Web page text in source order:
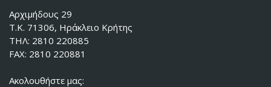
Αρχιμήδους 29
Τ.Κ. 71306, Ηράκλειο Κρήτης
ΤΗΛ: 2810 220885
FAX: 2810 220881
Ακολουθήστε μας: